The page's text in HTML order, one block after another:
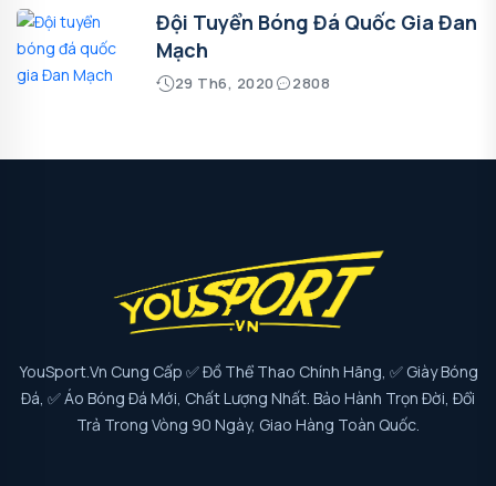
Đội Tuyển Bóng Đá Quốc Gia Đan
Mạch
29 Th6, 2020 2808
YouSport.vn Cung Cấp ✅ Đồ Thể Thao Chính Hãng, ✅ Giày Bóng
Đá, ✅ Áo Bóng Đá Mới, Chất Lượng Nhất. Bảo Hành Trọn Đời, Đổi
Trả Trong Vòng 90 Ngày, Giao Hàng Toàn Quốc.